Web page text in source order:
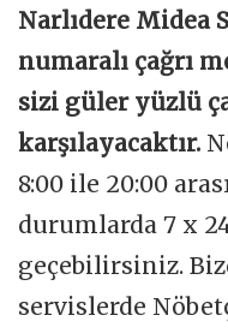
Narlıdere Midea
numaralı çağrı
sizi güler yüzlü
karşılayacaktır.
8:00 ile 20:00
durumlarda 7 x
geçebilirsiniz.
servislerde